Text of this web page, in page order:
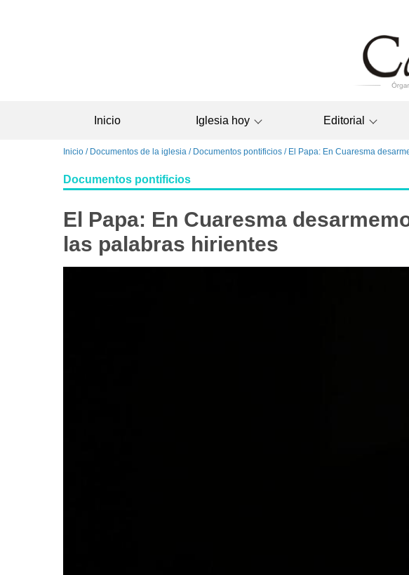
Inicio Iglesia hoy Editorial
Sobrescribir
de
a
la
navegación
Inicio Documentos de la iglesia Documentos pontificios El Papa: En Cuaresma
Documentos pontificios
El Papa: En Cuaresma
las palabras hirientes